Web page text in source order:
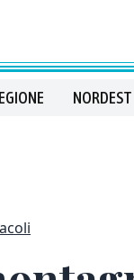
NORDEST